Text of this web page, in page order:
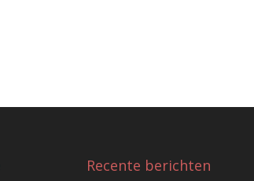
Recente berichten